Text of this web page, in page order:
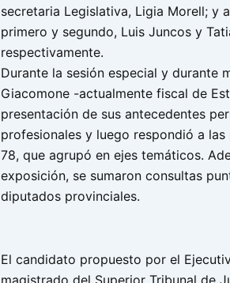
secretaria Legislativa, Ligia Morell; y
primero y segundo, Luis Juncos y
respectivamente.
Durante la sesión especial y durante
Giacomone -actualmente fiscal de
presentación de sus antecedentes
profesionales y luego respondió a
78, que agrupó en ejes temáticos.
exposición, se sumaron consultas
diputados provinciales.
El candidato propuesto por el
magistrado del Superior Tribunal de